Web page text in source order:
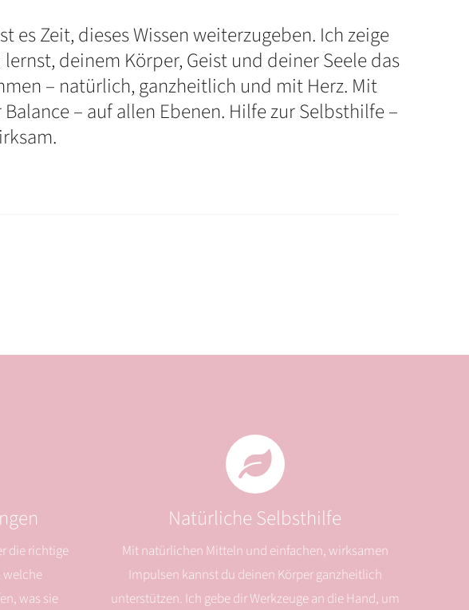
Zeit, dieses Wissen weiterzugeben. Ich zeige
deinem Körper, Geist und deiner Seele das
– natürlich, ganzheitlich und mit Herz. Mit
– auf allen Ebenen. Hilfe zur Selbsthilfe –
die richtige
welche
was sie
Natürliche Selbsthilfe
Mit natürlichen Mitteln und einfachen, wirksamen
Impulsen kannst du deinen Körper ganzheitlich
unterstützen. Ich gebe dir Werkzeuge an die Hand, um